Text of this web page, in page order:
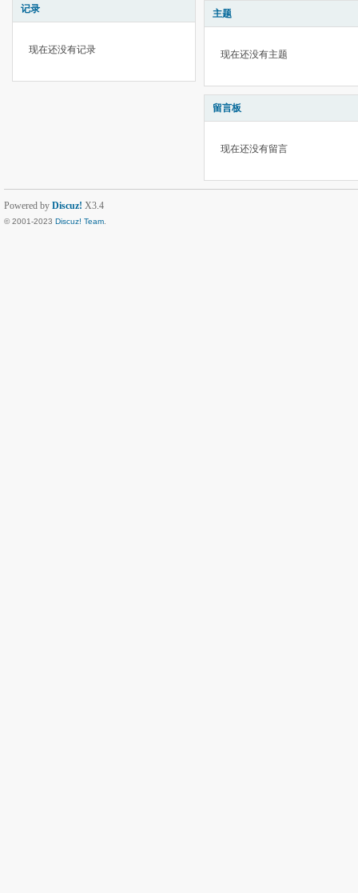
记录
现在还没有记录
主题
现在还没有主题
留言板
现在还没有留言
Powered by Discuz! X3.4
© 2001-2023 Discuz! Team